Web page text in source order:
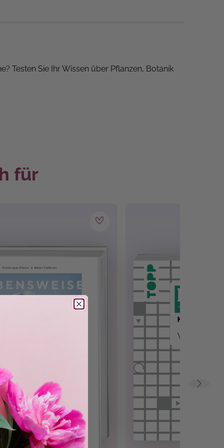
Testen Sie Ihr Wissen über Pflanzen, Botanik
oder botanisches Hintergrundwissen.
für